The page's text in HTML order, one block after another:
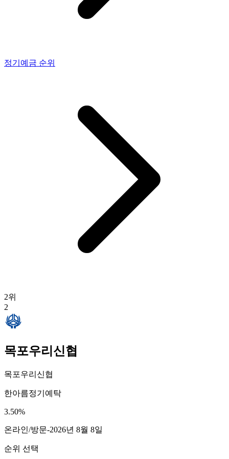
정기예금 순위
2위
2
목포우리신협
목포우리신협
한아름정기예탁
3.50%
온라인/방문-2026년 8월 8일
순위 선택